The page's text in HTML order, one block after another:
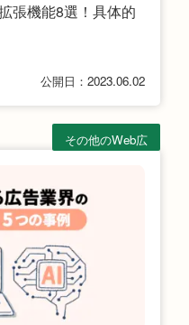
張機能8選！具体的
公開日：2023.06.02
その他のWeb広